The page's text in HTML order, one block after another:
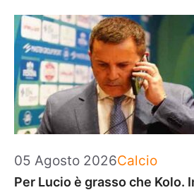
05 Agosto 2026Categorie
Calcio
Per Lucio è grasso che Kolo.